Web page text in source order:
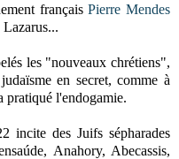
françaisPierre Mendes
Lazarus...
les "nouveaux chrétiens",
en secret, comme à
pratiqué l'endogamie.
incite des Juifs sépharades
Anahory, Abecassis,